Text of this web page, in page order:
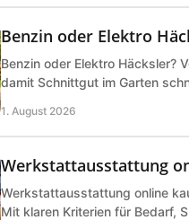
Benzin oder Elektro
Benzin oder Elektro Häcksler?
damit Schnittgut im Garten
1. August 2026
Werkstattausstattung
Werkstattausstattung online
Mit klaren Kriterien für Bedarf,